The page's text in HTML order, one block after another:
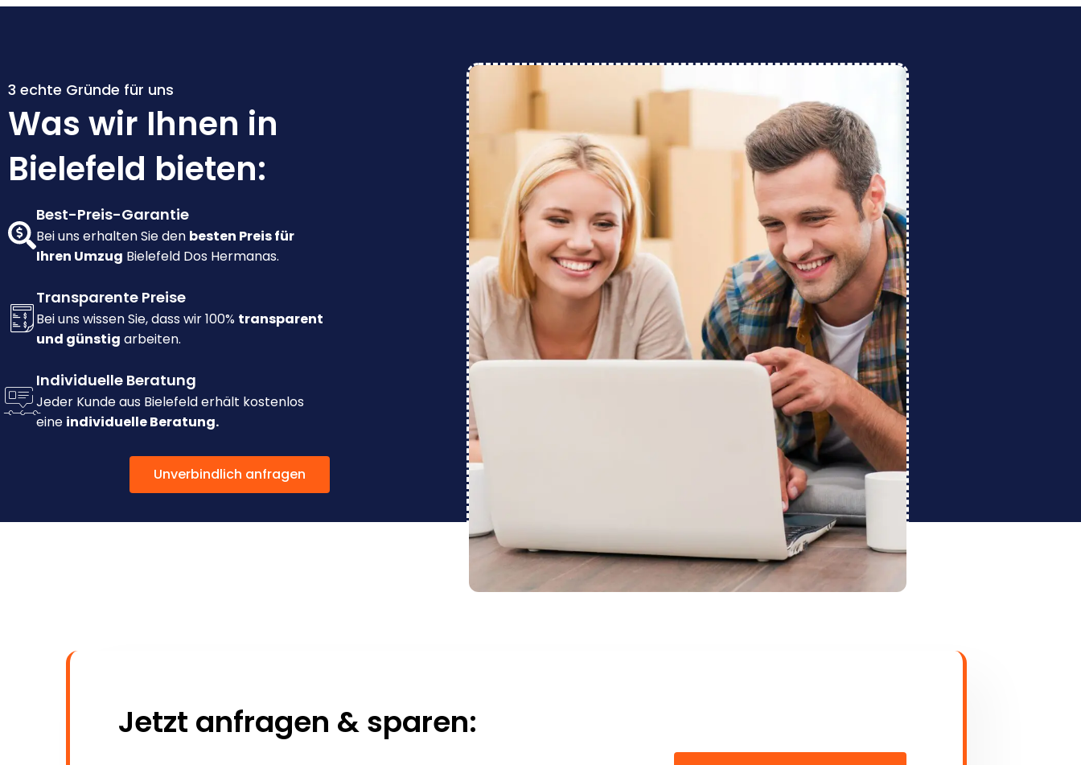
3 echte Gründe für uns
Was wir Ihnen in
Bielefeld bieten:
Best-Preis-Garantie
Bei uns erhalten Sie den besten Preis für
Ihren Umzug Bielefeld Dos Hermanas.
Transparente Preise
Bei uns wissen Sie, dass wir 100% transparent
und günstig arbeiten.
Individuelle Beratung
Jeder Kunde aus Bielefeld erhält kostenlos
eine individuelle Beratung.
Unverbindlich anfragen
Jetzt anfragen & sparen: